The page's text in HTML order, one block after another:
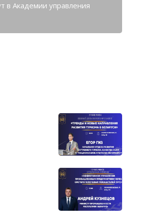
в Академии управления